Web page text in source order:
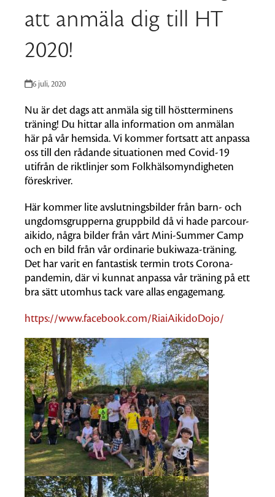
att anmäla dig till HT
2020!
6 juli, 2020
Nu är det dags att anmäla sig till höstterminens
träning! Du hittar alla information om anmälan
här på vår hemsida. Vi kommer fortsatt att anpassa
oss till den rådande situationen med Covid-19
utifrån de riktlinjer som Folkhälsomyndigheten
föreskriver.
Här kommer lite avslutningsbilder från barn- och
ungdomsgrupperna gruppbild då vi hade parcour-
aikido, några bilder från vårt Mini-Summer Camp
och en bild från vår ordinarie bukiwaza-träning.
Det har varit en fantastisk termin trots Corona-
pandemin, där vi kunnat anpassa vår träning på ett
bra sätt utomhus tack vare allas engagemang.
https://www.facebook.com/RiaiAikidoDojo/